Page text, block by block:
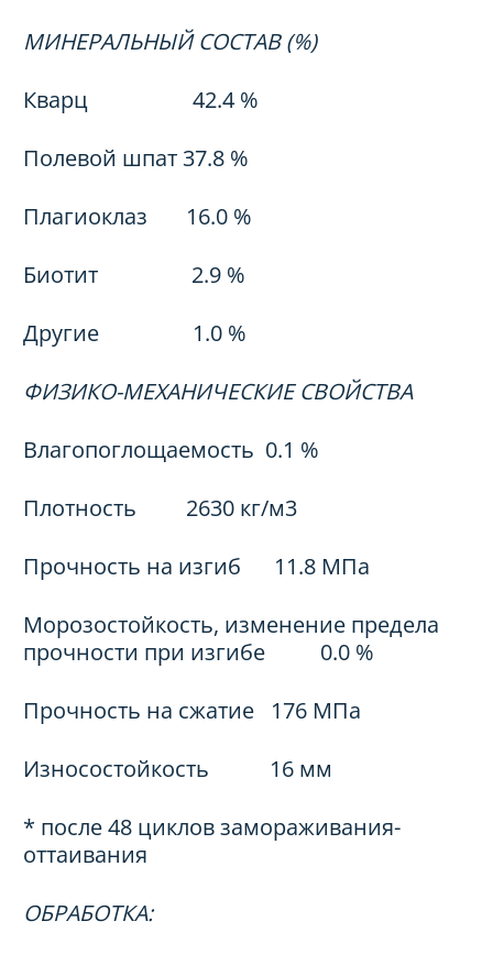
МИНЕРАЛЬНЫЙ СОСТАВ (%)
Кварц 42.4 %
Полевой шпат 37.8 %
Плагиоклаз 16.0 %
Биотит 2.9 %
Другие 1.0 %
ФИЗИКО-МЕХАНИЧЕСКИЕ СВОЙСТВА
Влагопоглощаемость 0.1 %
Плотность 2630 кг/м3
Прочность на изгиб 11.8 МПа
Морозостойкость, изменение предела
прочности при изгибе 0.0 %
Прочность на сжатие 176 МПа
Износостойкость 16 мм
* после 48 циклов замораживания-
оттаивания
ОБРАБОТКА: